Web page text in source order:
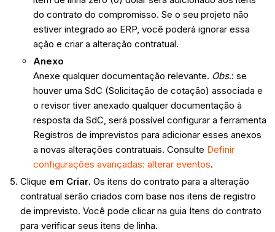
do contrato do compromisso. Se o seu projeto não
estiver integrado ao ERP, você poderá ignorar essa
ação e criar a alteração contratual.
Anexo
Anexe qualquer documentação relevante. Obs.: se
houver uma SdC (Solicitação de cotação) associada e
o revisor tiver anexado qualquer documentação à
resposta da SdC, será possível configurar a ferramenta
Registros de imprevistos para adicionar esses anexos
a novas alterações contratuais. Consulte Definir
configurações avançadas: alterar eventos.
Clique em Criar. Os itens do contrato para a alteração
contratual serão criados com base nos itens de registro
de imprevisto. Você pode clicar na guia Itens do contrato
para verificar seus itens de linha.